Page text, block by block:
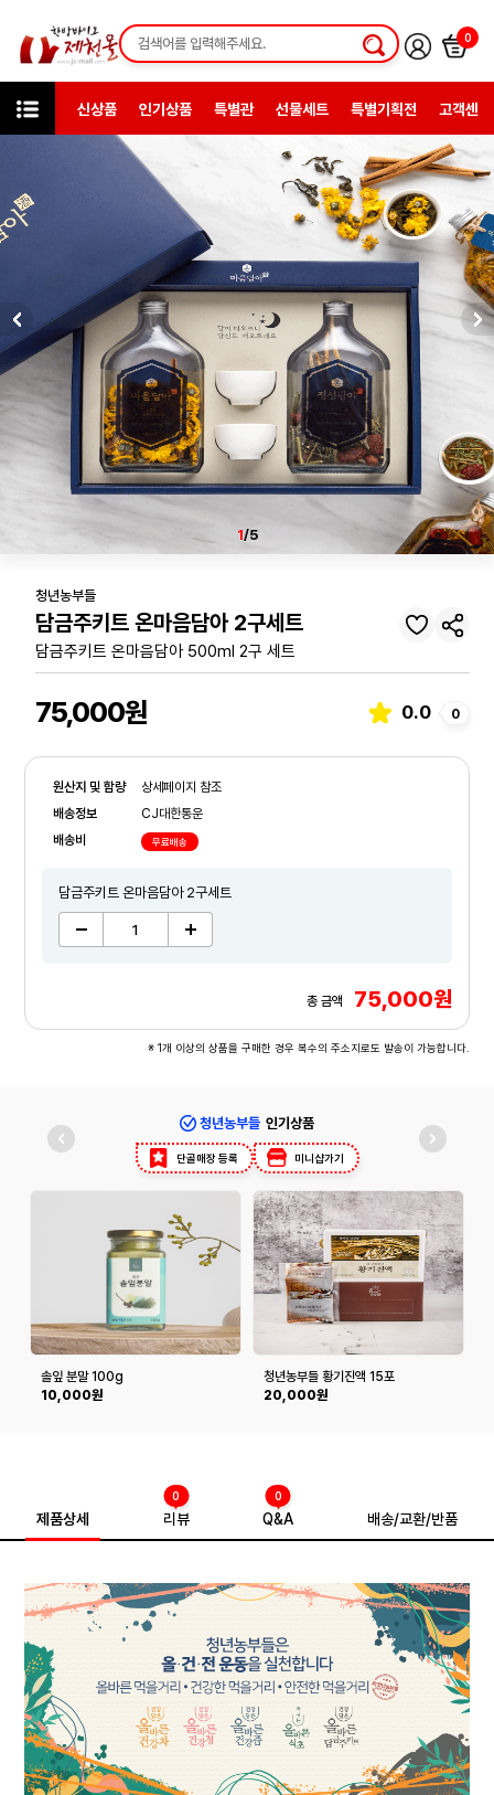
0
신상품 인기상품 특별관 선물세트 특별기획전 고객센터
청년농부들
1/5
청년농부들
담금주키트 온마음담아 2구세트
담금주키트 온마음담아 500ml 2구 세트
75,000원 0.0 0
원산지 및 함량
상세페이지 참조
배송정보
CJ대한통운
배송비
무료배송
담금주키트 온마음담아 2구세트
총 금액 75,000원
※ 1개 이상의 상품을 구매한 경우 복수의 주소지로도 발송이 가능합니다.
청년농부들 인기상품
단골매장 등록 미니샵가기
솔잎 분말 100g
10,000원
청년농부들 황기진액 15포
20,000원
제품상세 리뷰
0
Q&A
0
배송/교환/반품